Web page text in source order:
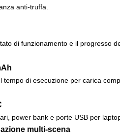
anti-truffa.
di funzionamento e il progresso
di esecuzione per carica
power bank e porte USB per
multi-scena